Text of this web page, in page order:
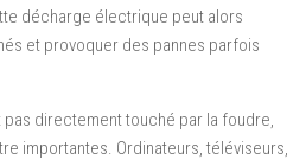
décharge électrique peut alors
et provoquer des pannes parfois
pas directement touché par la foudre,
importantes. Ordinateurs, téléviseurs,